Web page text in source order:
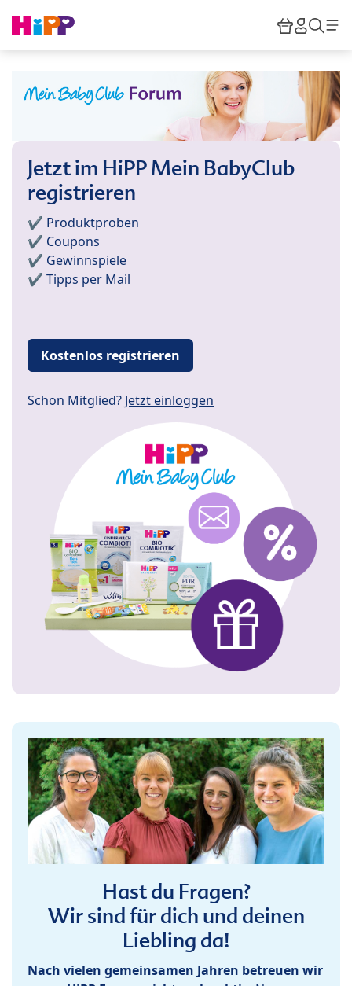
HiPP
Jetzt im HiPP Mein BabyClub
registrieren
✔️ Produktproben
✔️ Coupons
✔️ Gewinnspiele
✔️ Tipps per Mail
Kostenlos registrieren
Schon Mitglied? Jetzt einloggen
Hast du Fragen?
Wir sind für dich und deinen
Liebling da!
Nach vielen gemeinsamen Jahren betreuen wir